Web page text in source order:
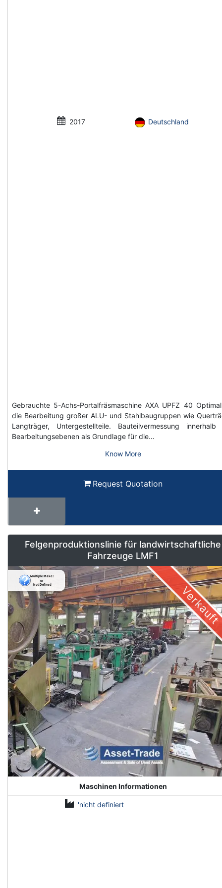
2017 Deutschland
Gebrauchte 5-Achs-Portalfräsmaschine AXA UPFZ 40
die Bearbeitung großer ALU- und Stahlbaugruppen wie
Langträger, Untergestellteile. Bauteilvermessung innerhalb
Bearbeitungsebenen als Grundlage für die…
Know More
Request Quotation
Felgenproduktionslinie für landwirtschaftliche
Fahrzeuge LMF1
Verkauft
Maschinen Informationen
'nicht definiert